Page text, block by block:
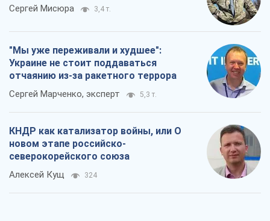
Сергей Мисюра 3,4 т.
"Мы уже переживали и худшее":
Украине не стоит поддаваться
отчаянию из-за ракетного террора
Сергей Марченко, эксперт 5,3 т.
КНДР как катализатор войны, или О
новом этапе российско-
северокорейского союза
Алексей Кущ 324